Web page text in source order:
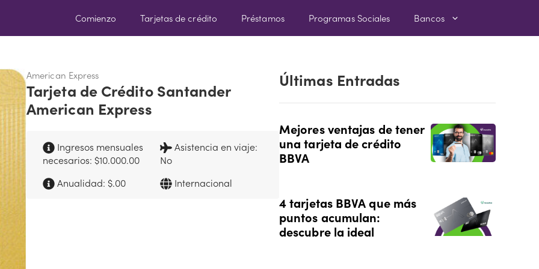
Comienzo Tarjetas de crédito Préstamos Programas Sociales Bancos
American Express
Tarjeta de Crédito Santander
American Express
Ingresos mensuales
necesarios: $10.000.00
Asistencia en viaje:
No
Anualidad: $.00
Internacional
Últimas Entradas
Mejores ventajas de tener
una tarjeta de crédito
BBVA
4 tarjetas BBVA que más
puntos acumulan:
descubre la ideal